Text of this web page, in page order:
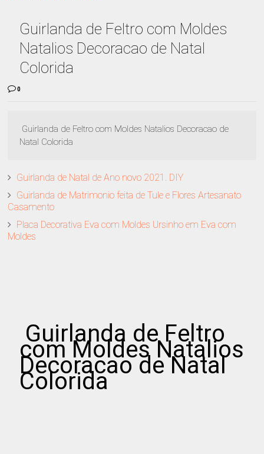
Guirlanda de Feltro com Moldes
Natalios Decoracao de Natal
Colorida
0
Guirlanda de Feltro com Moldes Natalios Decoracao de
Natal Colorida
Guirlanda de Natal de Ano novo 2021. DIY
Guirlanda de Matrimonio feita de Tule e Flores Artesanato
Casamento
Placa Decorativa Eva com Moldes Ursinho em Eva com
Moldes
Guirlanda de Feltro
com Moldes Natalios
Decoracao de Natal
Colorida